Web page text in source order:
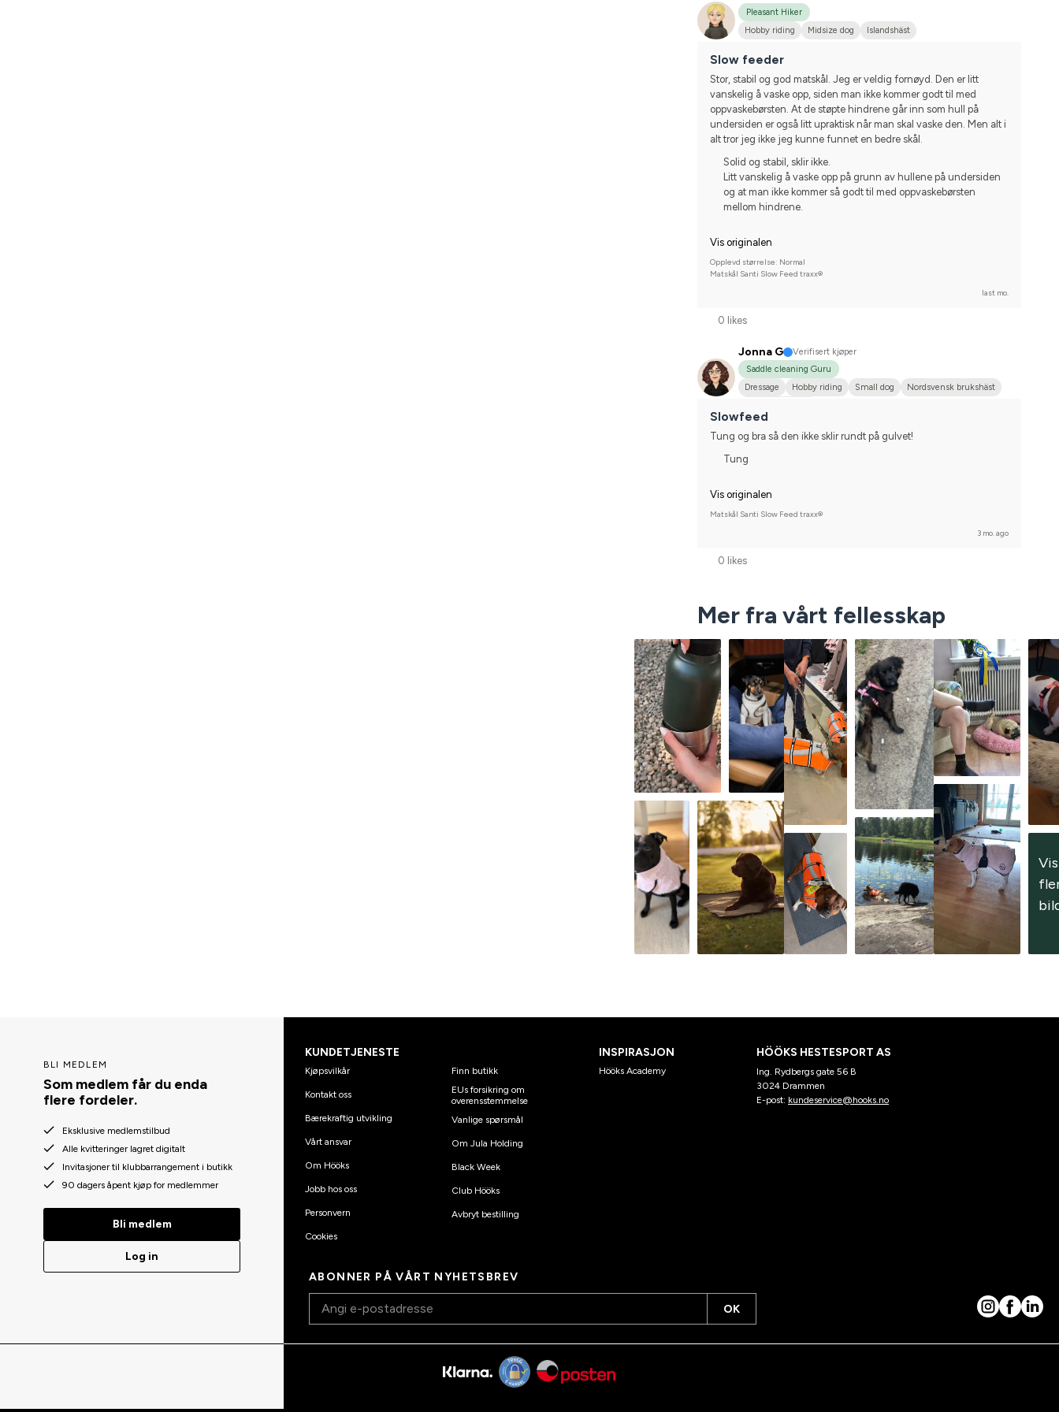
Pleasant Hiker
Hobby riding
Midsize dog Islandshäst
Slow feeder
Stor, stabil og god matskål. Jeg er veldig fornøyd. Den er litt
vanskelig å vaske opp, siden man ikke kommer godt til med
oppvaskebørsten. At de støpte hindrene går inn som hull på
undersiden er også litt upraktisk når man skal vaske den. Men alt i
alt tror jeg ikke jeg kunne funnet en bedre skål.
Solid og stabil, sklir ikke.
Litt vanskelig å vaske opp på grunn av hullene på undersiden
og at man ikke kommer så godt til med oppvaskebørsten
mellom hindrene.
Vis originalen
Opplevd størrelse: Normal
Matskål Santi Slow Feed traxx®
last mo.
0 likes
Jonna G
Verifisert kjøper
Saddle cleaning Guru
Dressage
Hobby riding Small dog
Nordsvensk brukshäst
Slowfeed
Tung og bra så den ikke sklir rundt på gulvet!
Tung
Vis originalen
Matskål Santi Slow Feed traxx®
3 mo. ago
0 likes
Mer fra vårt fellesskap
Vis
BLI MEDLEM
Som medlem får du enda
flere fordeler.
Eksklusive medlemstilbud
Alle kvitteringer lagret digitalt
Invitasjoner til klubbarrangement i butikk
90 dagers åpent kjøp for medlemmer
Bli medlem
Log in
KUNDETJENESTE
Kjøpsvilkår
Kontakt oss
Bærekraftig utvikling
Vårt ansvar
Om Hööks
Jobb hos oss
Personvern
Cookies
Finn butikk
EUs forsikring om
overensstemmelse
Vanlige spørsmål
Om Jula Holding
Black Week
Club Hööks
Avbryt bestilling
INSPIRASJON
Hööks Academy
HÖÖKS HESTESPORT AS
Ing. Rydbergs gate 56 B
3024 Drammen
E-post: kundeservice@hooks.no
ABONNER PÅ VÅRT NYHETSBREV
OK